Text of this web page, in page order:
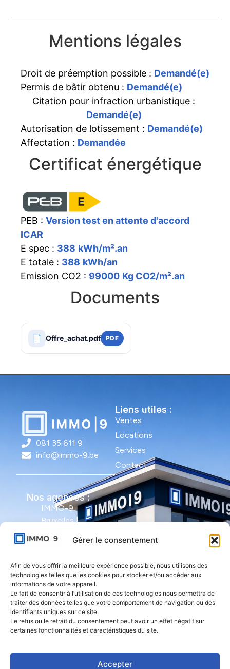
Gérer le consentement
Afin de vous offrir la meilleure expérience possible, nous utilisons des
technologies telles que les cookies pour stocker et/ou accéder aux
informations de votre appareil.
Le fait de consentir à l’utilisation de ces technologies nous permettra de
traiter des données telles que votre comportement de navigation ou des
identifiants uniques sur ce site.
Le refus ou le retrait du consentement peut avoir un effet négatif sur
certaines fonctionnalités et caractéristiques du site.
Accepter
Mentions légales
Droit de préemption possible : Demandé(e)
Permis de bâtir obtenu : Demandé(e)
Citation pour infraction urbanistique :
Demandé(e)
Autorisation de lotissement : Demandé(e)
Affectation : Demandée
Certificat énergétique
PEB : Version test en attente d'accord
ICAR
E spec : 388 kWh/m².an
E totale : 388 kWh/an
Emission CO2 : 99000 Kg CO2/m².an
Documents
📄 Offre_achat.pdf PDF
081 35 611 9
info@immo-9.be
Nos agences :
IMMO-9
Bruxelles |
491 - bte 12 |
IMMO-9 Namur |
Rue de l'Armée
Grouchy 1 |
5000 Namur
| Rue des
Liens utiles :
Ventes
Locations
Services
Contact